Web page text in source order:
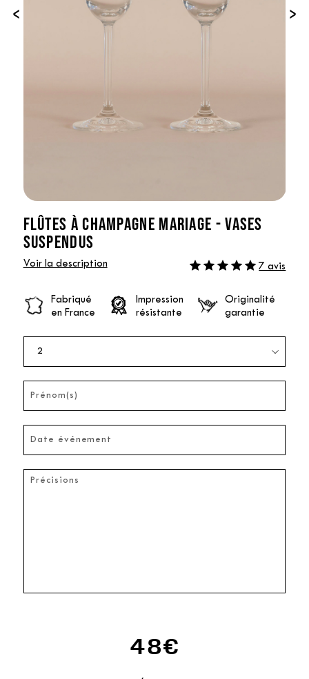
‹ ›
FLÛTES À CHAMPAGNE MARIAGE - VASES
SUSPENDUS
Voir la description 7 avis
Fabriqué
en France
Impression
résistante
Originalité
garantie
48€